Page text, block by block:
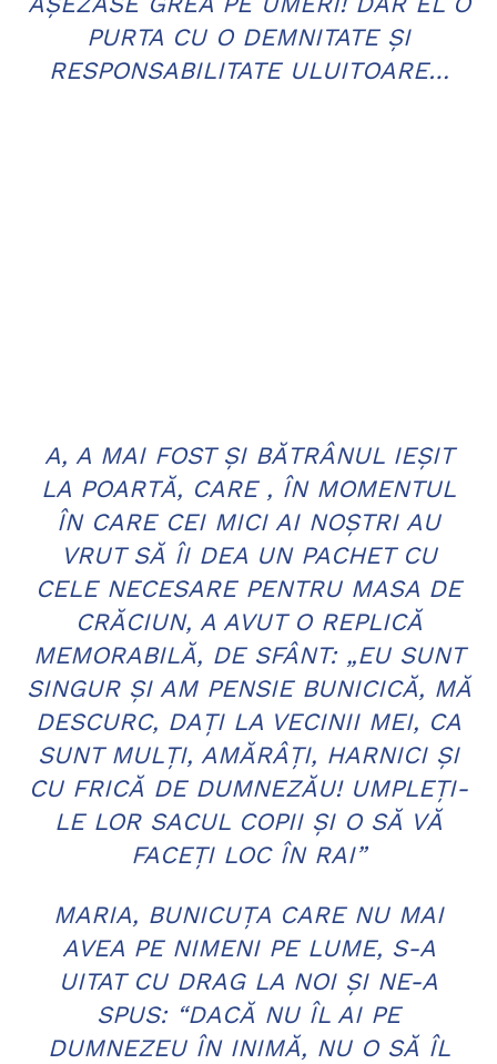
PURTA CU O DEMNITATE ŞI
RESPONSABILITATE ULUITOARE…
A, A MAI FOST ŞI BĂTRÂNUL IEŞIT
LA POARTĂ, CARE , ÎN MOMENTUL
ÎN CARE CEI MICI AI NOŞTRI AU
VRUT SĂ ÎI DEA UN PACHET CU
CELE NECESARE PENTRU MASA DE
CRĂCIUN, A AVUT O REPLICĂ
MEMORABILĂ, DE SFÂNT: „EU SUNT
SINGUR ŞI AM PENSIE BUNICICĂ, MĂ
DESCURC, DAŢI LA VECINII MEI, CA
SUNT MULŢI, AMĂRÂŢI, HARNICI ŞI
CU FRICĂ DE DUMNEZĂU! UMPLEŢI-
LE LOR SACUL COPII ŞI O SĂ VĂ
FACEŢI LOC ÎN RAI”
MARIA, BUNICUŢA CARE NU MAI
AVEA PE NIMENI PE LUME, S-A
UITAT CU DRAG LA NOI ŞI NE-A
SPUS: “DACĂ NU ÎL AI PE
DUMNEZEU ÎN INIMĂ, NU O SĂ ÎL